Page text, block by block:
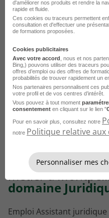
Alternance -
H/F
Montpellier - 34
Publié le 16
Je postule
Consultez les
métier à
domaine
Emploi Assistant
d'améliorer nos produits et rendre la
rapide et fluide.
Ces cookies ou traceurs permettent
consultation et d'effectuer une
de formations proposées.
Cookies publicitaires
Avec votre accord , nous et nos
Bing,) pouvons utiliser des traceurs
offres d’emploi ou des offres de
probabilités de trouver rapidement un
Nos partenaires personnalisent ces
votre profil et de vos centres d’intérêt.
Vous pouvez à tout moment
consentement en cliquant sur le lien "
Pour en savoir plus, consultez notre
notre Politique relative aux
Personnaliser mes